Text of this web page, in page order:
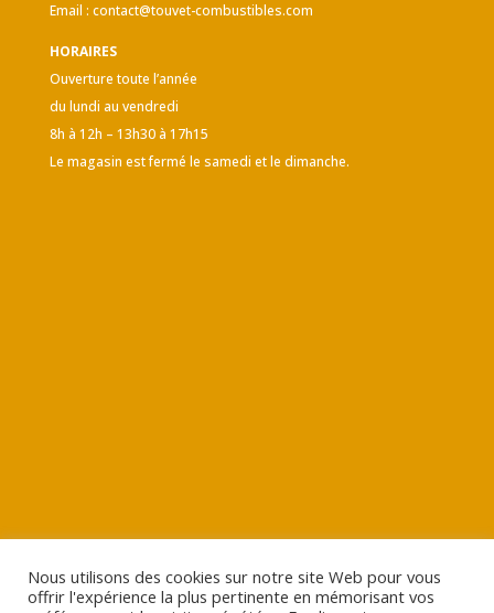
Email : contact@touvet-combustibles.com
HORAIRES
Ouverture toute l’année
du lundi au vendredi
8h à 12h – 13h30 à 17h15
Le magasin est fermé le samedi et le dimanche.
Nous utilisons des cookies sur notre site Web pour vous
offrir l'expérience la plus pertinente en mémorisant vos